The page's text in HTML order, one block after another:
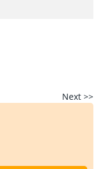
Next >>